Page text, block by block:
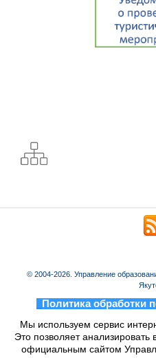
© 2004-2026. Управление
Политика обработки
Мы используем сервис
Это позволяет анализировать
официальным сайтом